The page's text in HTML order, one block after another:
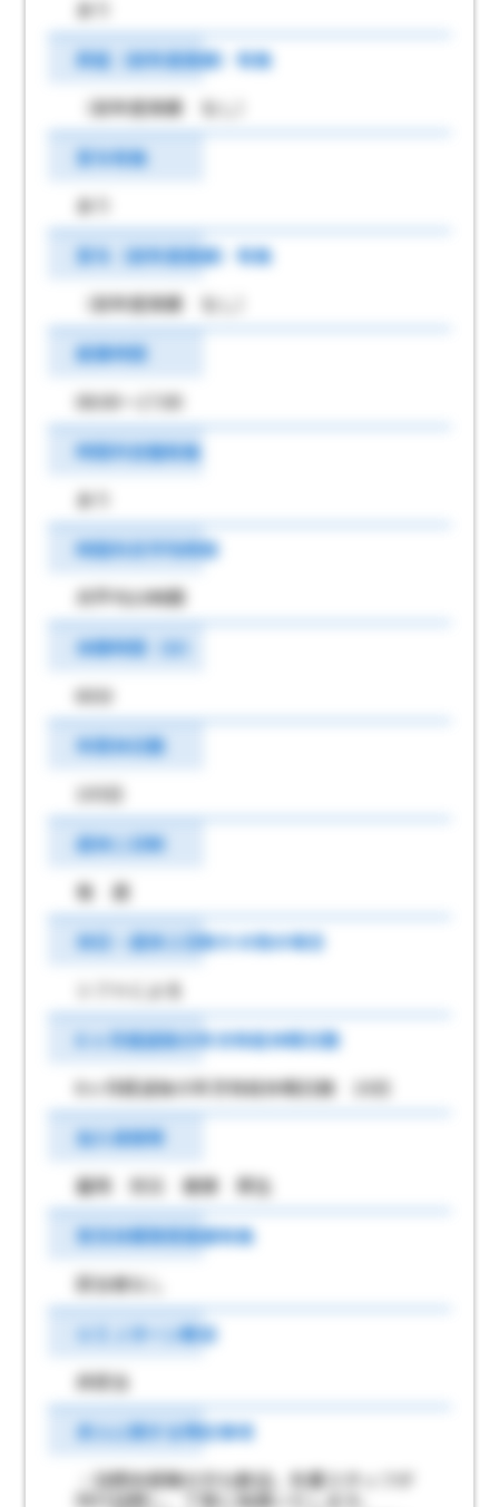
あり
昇給（前年度実績）有無
（前年度実績 なし）
賞与有無
あり
賞与（前年度実績）有無
（前年度実績 なし）
就業時間
08:00～17:00
時間外労働有無
あり
時間外月平均時間
月平均10時間
休憩時間（分）
60分
年間休日数
105日
週休二日制
毎 週
休日・週休２日制その他の場合
シフトによる
6 ヶ月経過後の年次有給休暇日数
6ヶ月経過後の年次有給休暇日数 10日
加入保険等
雇用 労災 健康 厚生
育児休業取得実績有無
該当者なし
ＵＩＪターン歓迎
非該当
求人に関する特記事項
・訪問未経験の方も歓迎。先輩スタッフが